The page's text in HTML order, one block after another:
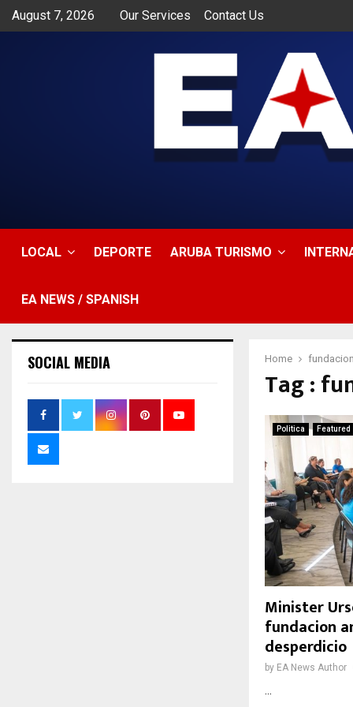
August 7, 2026 Our Services Contact Us
LOCAL DEPORTE ARUBA TURISMO
EA NEWS / SPANISH
Home
Tag :
Politica Featured
Minister
fundacion
desperdicio
by EA News Author
SOCIAL MEDIA